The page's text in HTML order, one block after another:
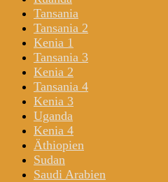
Tansania
Tansania 2
Kenia 1
Tansania 3
Kenia 2
Tansania 4
Kenia 3
Uganda
Kenia 4
Äthiopien
Sudan
Saudi Arabien